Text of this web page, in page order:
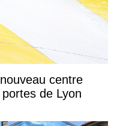
centre
de Lyon